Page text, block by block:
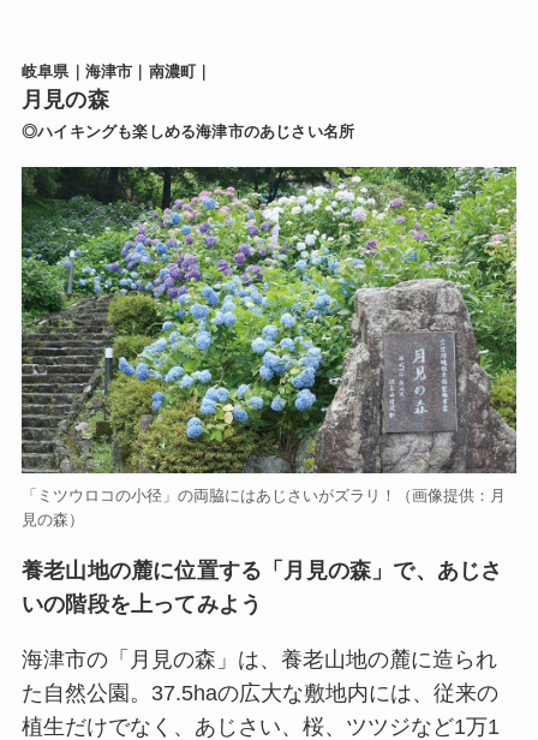
岐阜県｜海津市｜南濃町｜
月見の森
◎ハイキングも楽しめる海津市のあじさい名所
「ミツウロコの小径」の両脇にはあじさいがズラリ！（画像提供：月
見の森）
養老山地の麓に位置する「月見の森」で、あじさ
いの階段を上ってみよう
海津市の「月見の森」は、養老山地の麓に造られ
た自然公園。37.5haの広大な敷地内には、従来の
植生だけでなく、あじさい、桜、ツツジなど1万1